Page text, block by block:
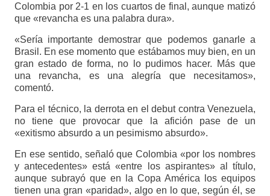
Colombia por 2-1 en los cuartos de final, aunque matizó
que «revancha es una palabra dura».
«Sería importante demostrar que podemos ganarle a
Brasil. En ese momento que estábamos muy bien, en un
gran estado de forma, no lo pudimos hacer. Más que
una revancha, es una alegría que necesitamos»,
comentó.
Para el técnico, la derrota en el debut contra Venezuela,
no tiene que provocar que la afición pase de un
«exitismo absurdo a un pesimismo absurdo».
En ese sentido, señaló que Colombia «por los nombres
y antecedentes» está «entre los aspirantes» al título,
aunque subrayó que en la Copa América los equipos
tienen una gran «paridad», algo en lo que, según él, se